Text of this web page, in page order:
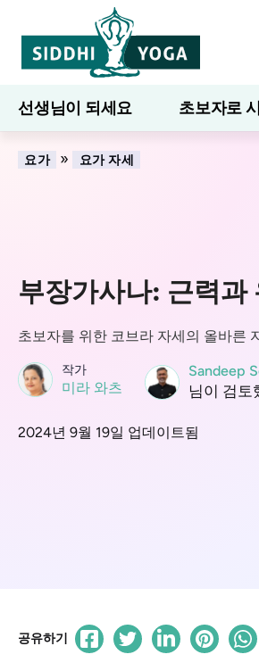
선생님이 되세요 초보자로
7일간의 웰니스
요가 » 요가 자세
부장가사나: 근력과
초보자를 위한 코브라 자세의 올바른
작가
미라 와츠
Sandeep
님이 검토
2024년 9월 19일 업데이트됨
공유하기